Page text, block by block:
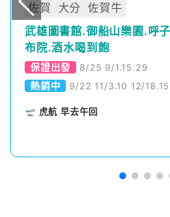
佐賀 大分 佐賀牛
武雄圖書館.御船山樂園.呼
布院.酒水喝到飽
保證出發 8/25 9/1.15.29
熱銷中 9/22 11/3.10
🛫 虎航 早去午回